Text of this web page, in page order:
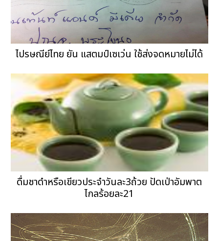
ไปรษณีย์ไทย ยัน แสตมป์เซเว่น ใช้ส่งจดหมายไม่ได้
ดื่มชาดำหรือเขียวประจำวันละ3ถ้วย ปัดเป่าอัมพาต
ไกลร้อยละ21